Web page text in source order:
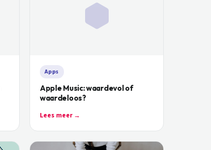
Apps
Apple Music: waardevol of
waardeloos?
Lees meer →